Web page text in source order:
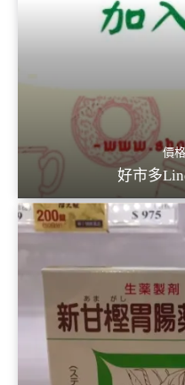
價
好市多